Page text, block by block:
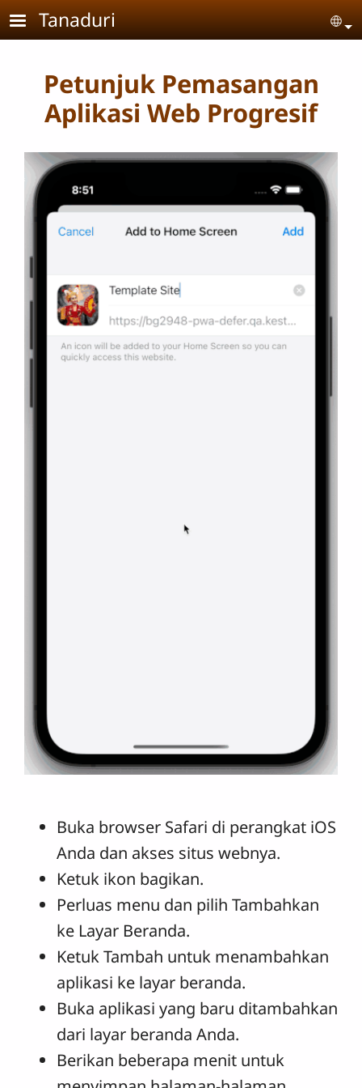
Skip to main content
Tanaduri
Petunjuk Pemasangan
Aplikasi Web Progresif
Buka browser Safari di perangkat iOS
Anda dan akses situs webnya.
Ketuk ikon bagikan.
Perluas menu dan pilih Tambahkan
ke Layar Beranda.
Ketuk Tambah untuk menambahkan
aplikasi ke layar beranda.
Buka aplikasi yang baru ditambahkan
dari layar beranda Anda.
Berikan beberapa menit untuk